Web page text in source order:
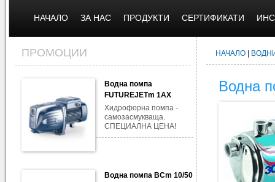
НАЧАЛО ЗА НАС ПРОДУКТИ СЕРТИФИКАТИ
ПРОМОЦИИ
Водна помпа
FUTUREJETm 1AX
Хидрофорна помпа -
самозасмукваща.
СПЕЦИАЛНА ЦЕНА!
Водна помпа BCm 10/50
НАЧАЛО
Водна